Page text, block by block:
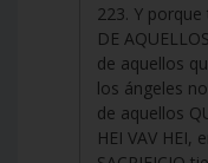
223. Y
DE
de aquellos
los ángeles
de aquellos
HEI VAV HEI,